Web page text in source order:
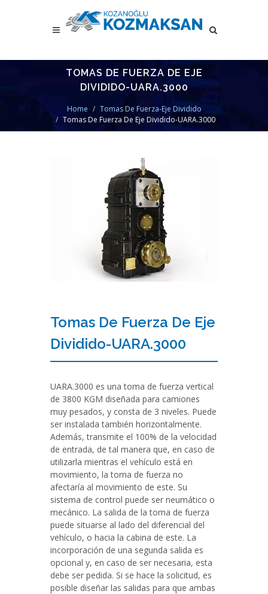
TOMAS DE FUERZA DE EJE
DIVIDIDO-UARA.3000
Home
Tomas De Fuerza-Eje Dividido
Tomas De Fuerza De Eje Dividido-UARA.3000
Tomas De Fuerza De Eje
Dividido-UARA.3000
UARA.3000 es una toma de fuerza vertical
de 3800 KGM diseñada para camiones
muy pesados, y consta de 3 niveles. Puede
ser instalada también horizontalmente.
Además, transmite el 100% de la velocidad
de entrada, de tal manera que, en caso de
utilizarla mientras el vehículo está en
movimiento, la toma de fuerza no
afectaría al movimiento de este. Su
sistema de control puede ser neumático o
mecánico. La salida de la toma de fuerza
puede situarse al lado del diferencial del
vehículo, o hacia la cabina de este. La
incorporación de una segunda salida es
opcional y, en caso de ser necesaria, esta
debe ser pedida. Si se hace la solicitud, es
posible diseñar las salidas para que ambas